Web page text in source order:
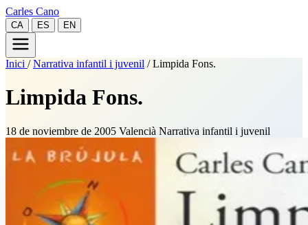
Carles Cano
CA ES EN
Inici / Narrativa infantil i juvenil / Limpida Fons.
Limpida Fons.
18 de noviembre de 2005 Valencià Narrativa infantil i juvenil